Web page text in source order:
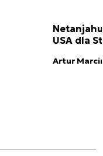
USA dla
Artur